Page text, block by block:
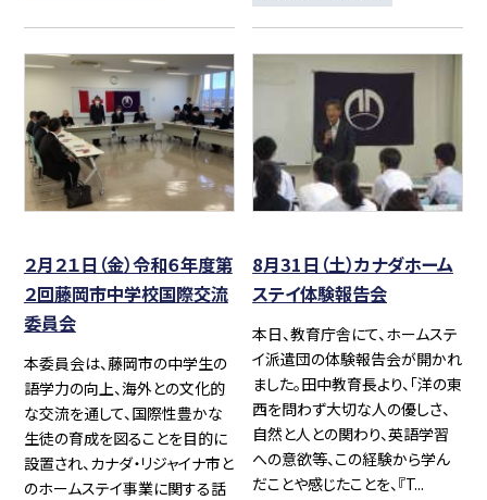
２月２１日（金）令和６年度第
２回藤岡市中学校国際交流
委員会
本委員会は、藤岡市の中学生の
語学力の向上、海外との文化的
な交流を通して、国際性豊かな
生徒の育成を図ることを目的に
設置され、カナダ・リジャイナ市と
のホームステイ事業に関する話
8月31日（土）カナダホーム
ステイ体験報告会
本日、教育庁舎にて、ホームステ
イ派遣団の体験報告会が開かれ
ました。田中教育長より、「洋の東
西を問わず大切な人の優しさ、
自然と人との関わり、英語学習
への意欲等、この経験から学ん
だことや感じたことを、『T...